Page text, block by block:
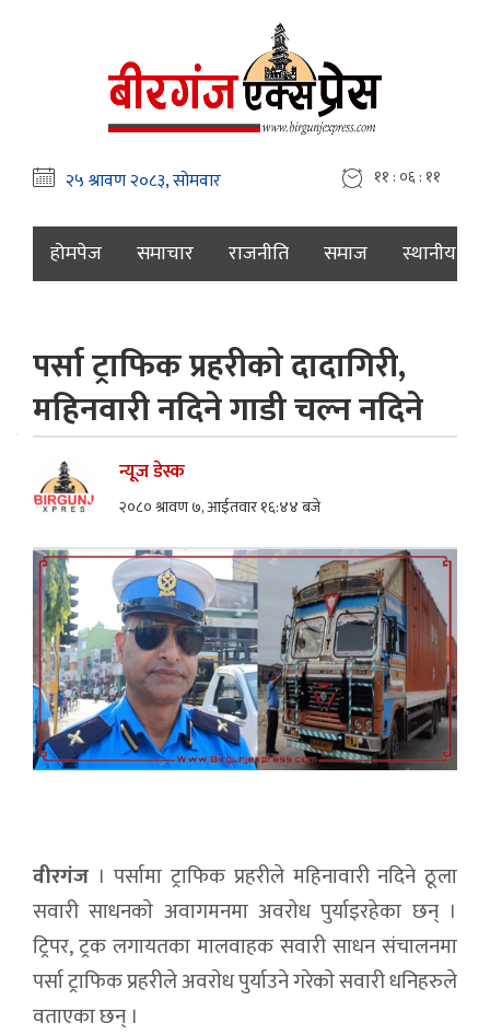
११ : ०६ : १२
होमपेज समाचार राजनीति समाज स्थानीय
पर्सा ट्राफिक प्रहरीकाे दादागिरी,
महिनवारी नदिने गाडी चल्न नदिने
न्यूज डेस्क
२०८० श्रावण ७, आईतवार १६:४४ बजे
वीरगंज । पर्सामा ट्राफिक प्रहरीले महिनावारी नदिने ठूला
सवारी साधनकाे अवागमनमा अवराेध पुर्याइरहेका छन् ।
ट्रिपर, ट्रक लगायतका मालवाहक सवारी साधन संचालनमा
पर्सा ट्राफिक प्रहरीले अवराेध पुर्याउने गरेकाे सवारी धनिहरुले
वताएका छन् ।